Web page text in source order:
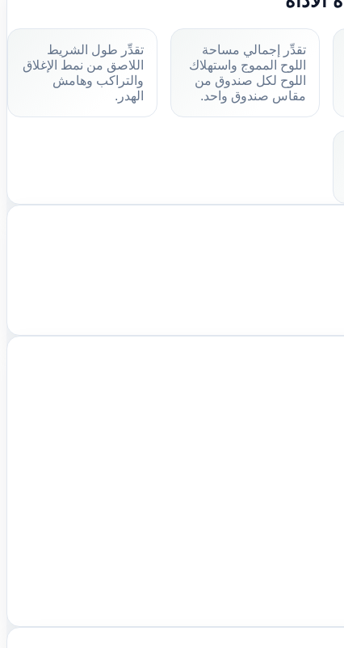
تقدِّر إجمالي مساحة
اللوح المموج واستهلاك
اللوح لكل صندوق من
مقاس صندوق واحد.
تقدِّر طول الشريط
اللاصق من نمط الإغلاق
والتراكب وهامش
الهدر.